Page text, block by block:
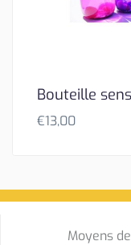
Bouteille
€13,00
Moyens